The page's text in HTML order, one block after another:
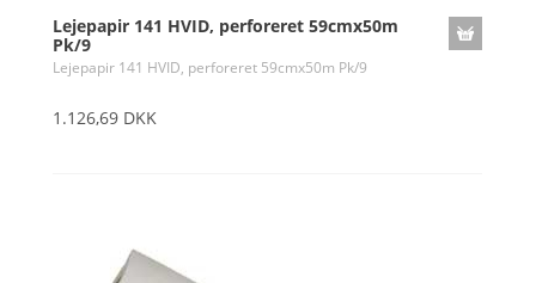
Lejepapir 141 HVID, perforeret 59cmx50m
Pk/9
Lejepapir 141 HVID, perforeret 59cmx50m Pk/9
1.126,69 DKK